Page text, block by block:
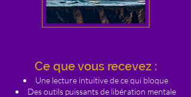
Ce que vous recevez :
Une lecture intuitive de ce qui bloque
Des outils puissants de libération mentale